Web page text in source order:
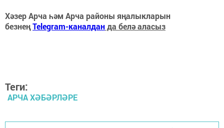
Хәзер Арча һәм Арча районы яңалыкларын
безнеңTelegram-каналданда белә аласыз
Теги:
АРЧА ХӘБӘРЛӘРЕ